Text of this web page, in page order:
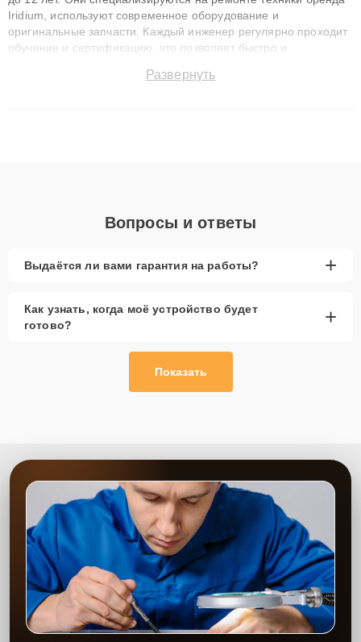
Iridium, используют современное оборудование и
оригинальные запчасти. Каждый инженер регулярно проходит
обучение и сертификацию, что позволяет быстро и
сохранением гарантии до 3 лет. Наши мастера решают
Развернуть
Вопросы и ответы
Выдаётся ли вами гарантия на работы? +
Как узнать, когда моё устройство будет
готово?
+
Показать